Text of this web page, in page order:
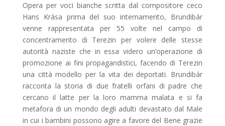
Opera per voci bianche scritta dal compositore ceco
Hans Krása prima del suo internamento, Brundibár
venne rappresentata per 55 volte nel campo di
concentramento di Terezin per volere delle stesse
autorità naziste che in essa videro un’operazione di
promozione ai fini propagandistici, facendo di Terezin
una città modello per la vita dei deportati. Brundibár
racconta la storia di due fratelli orfani di padre che
cercano il latte per la loro mamma malata e si fa
metafora di un mondo degli adulti devastato dal Male
in cui i bambini possono agire a favore del Bene grazie